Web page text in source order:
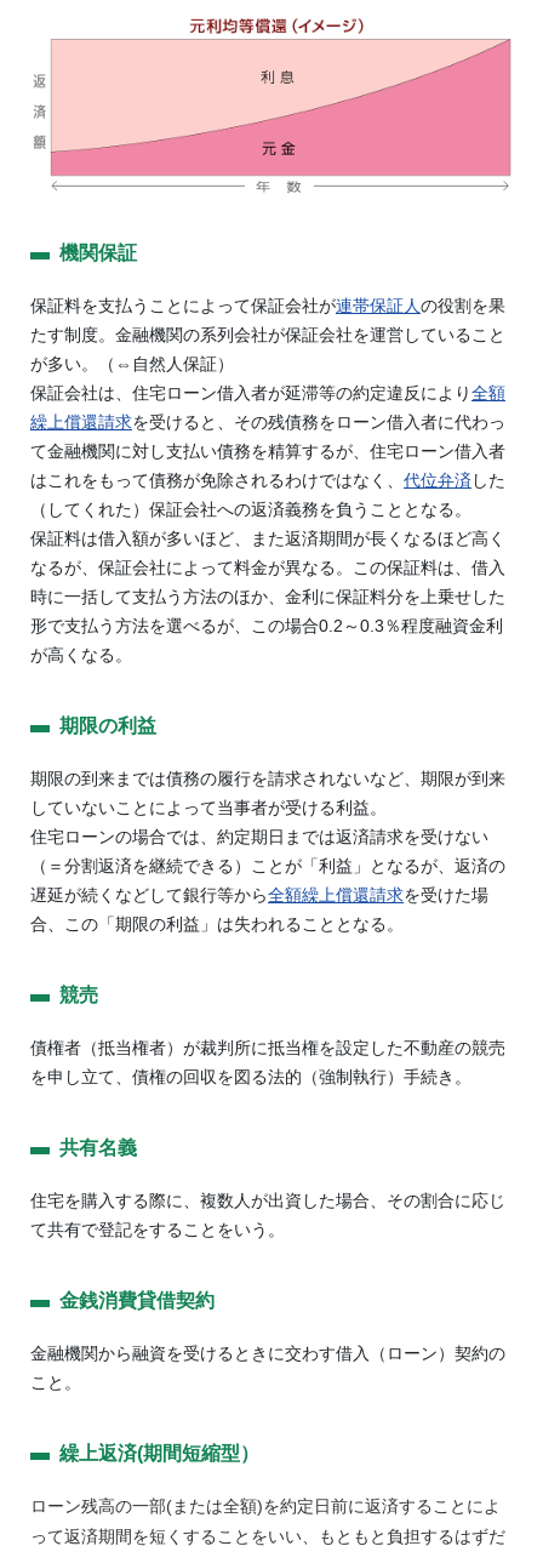
機関保証
保証料を支払うことによって保証会社が連帯保証人の役割を果
たす制度。金融機関の系列会社が保証会社を運営していること
が多い。（⇔自然人保証）
保証会社は、住宅ローン借入者が延滞等の約定違反により全額
繰上償還請求を受けると、その残債務をローン借入者に代わっ
て金融機関に対し支払い債務を精算するが、住宅ローン借入者
はこれをもって債務が免除されるわけではなく、 代位弁済した
（してくれた）保証会社への返済義務を負うこととなる。
保証料は借入額が多いほど、また返済期間が長くなるほど高く
なるが、保証会社によって料金が異なる。この保証料は、借入
時に一括して支払う方法のほか、金利に保証料分を上乗せした
形で支払う方法を選べるが、この場合0.2～0.3％程度融資金利
が高くなる。
期限の利益
期限の到来までは債務の履行を請求されないなど、期限が到来
していないことによって当事者が受ける利益。
住宅ローンの場合では、約定期日までは返済請求を受けない
（＝分割返済を継続できる）ことが「利益」となるが、返済の
遅延が続くなどして銀行等から全額繰上償還請求を受けた場
合、この「期限の利益」は失われることとなる。
競売
債権者（抵当権者）が裁判所に抵当権を設定した不動産の競売
を申し立て、債権の回収を図る法的（強制執行）手続き。
共有名義
住宅を購入する際に、複数人が出資した場合、その割合に応じ
て共有で登記をすることをいう。
金銭消費貸借契約
金融機関から融資を受けるときに交わす借入（ローン）契約の
こと。
繰上返済(期間短縮型）
ローン残高の一部(または全額)を約定日前に返済することによ
って返済期間を短くすることをいい、もともと負担するはずだ